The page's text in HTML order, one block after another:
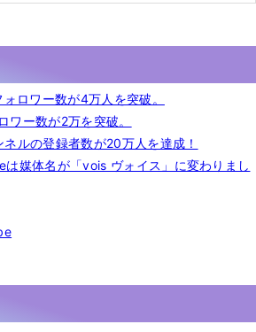
ワー数が4万人を突破。
ー数が2万を突破。
ルの登録者数が20万人を達成！
媒体名が「vois ヴォイス」に変わりまし